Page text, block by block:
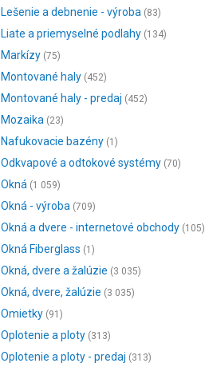
Lešenie a debnenie - výroba (83)
Liate a priemyselné podlahy (134)
Markízy (75)
Montované haly (452)
Montované haly - predaj (452)
Mozaika (23)
Nafukovacie bazény (1)
Odkvapové a odtokové systémy (70)
Okná (1 059)
Okná - výroba (709)
Okná a dvere - internetové obchody (105)
Okná Fiberglass (1)
Okná, dvere a žalúzie (3 035)
Okná, dvere, žalúzie (3 035)
Omietky (91)
Oplotenie a ploty (313)
Oplotenie a ploty - predaj (313)